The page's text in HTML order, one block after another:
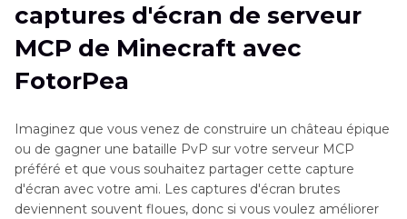
captures d'écran de serveur
MCP de Minecraft avec
FotorPea
Imaginez que vous venez de construire un château épique
ou de gagner une bataille PvP sur votre serveur MCP
préféré et que vous souhaitez partager cette capture
d'écran avec votre ami. Les captures d'écran brutes
deviennent souvent floues, donc si vous voulez améliorer